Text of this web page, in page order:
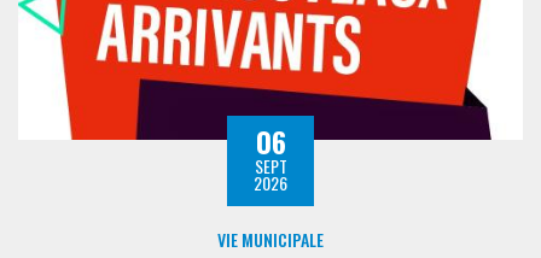
06
SEPT
2026
VIE MUNICIPALE